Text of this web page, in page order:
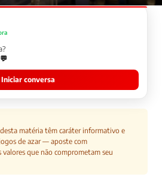
Iniciar conversa
matéria têm caráter informativo e
de azar — aposte com
valores que não comprometam seu